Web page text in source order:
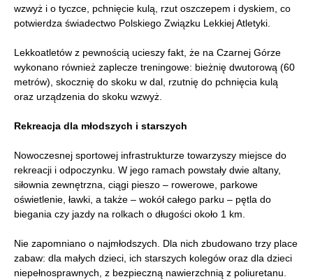
wzwyż i o tyczce, pchnięcie kulą, rzut oszczepem i dyskiem, co
potwierdza świadectwo Polskiego Związku Lekkiej Atletyki.
Lekkoatletów z pewnością ucieszy fakt, że na Czarnej Górze
wykonano również zaplecze treningowe: bieżnię dwutorową (60
metrów), skocznię do skoku w dal, rzutnię do pchnięcia kulą
oraz urządzenia do skoku wzwyż.
Rekreacja dla młodszych i starszych
Nowoczesnej sportowej infrastrukturze towarzyszy miejsce do
rekreacji i odpoczynku. W jego ramach powstały dwie altany,
siłownia zewnętrzna, ciągi pieszo – rowerowe, parkowe
oświetlenie, ławki, a także – wokół całego parku – pętla do
biegania czy jazdy na rolkach o długości około 1 km.
Nie zapomniano o najmłodszych. Dla nich zbudowano trzy place
zabaw: dla małych dzieci, ich starszych kolegów oraz dla dzieci
niepełnosprawnych, z bezpieczną nawierzchnią z poliuretanu.